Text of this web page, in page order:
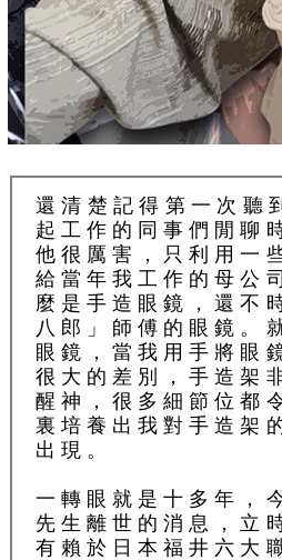
還清楚記得第一次聽
起工作的同事們閒聊
他很厲害，只利用一
給當年我工作的母公
麼是手造眼鏡，還不
八郎」師傅的眼鏡。
眼鏡，當我用手將眼
很大的差別，手造架
醒神，很多細節位都
裏培養出我對手造架
出現。
一轉眼就是十多年，
先生離世的消息，立
有賴於日本福井六大